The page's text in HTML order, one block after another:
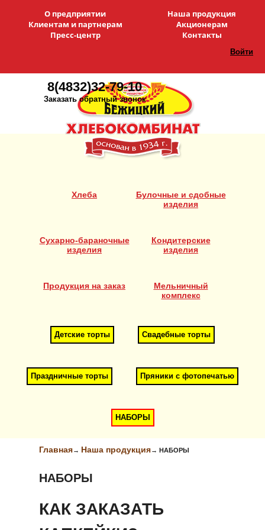
О предприятии
Наша продукция
Клиентам и партнерам
Акционерам
Пресс-центр
Контакты
8(4832)32-79-10
Заказать обратный звонок
Войти
Хлеба
Булочные и сдобные
изделия
Сухарно-бараночные
изделия
Кондитерские
изделия
Продукция на заказ
Мельничный
комплекс
Детские торты Свадебные торты
Праздничные торты Пряники с фотопечатью
НАБОРЫ
Главная→ Наша продукция→ НАБОРЫ
НАБОРЫ
КАК ЗАКАЗАТЬ